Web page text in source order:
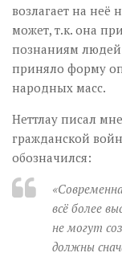
возлагает на неё
может, т.к. она
познаниям людей
приняло форму
народных масс.
Неттлау писал
гражданской
обозначился:
всё более
не могут
должны